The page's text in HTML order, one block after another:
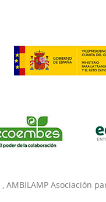
, AMBILAMP Asociación